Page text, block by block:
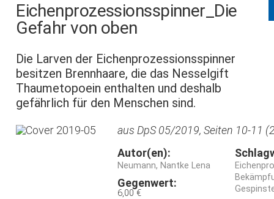
Eichenprozessionsspinner_Die
Gefahr von oben
Die Larven der Eichenprozessionsspinner
besitzen Brennhaare, die das Nesselgift
Thaumetopoein enthalten und deshalb
gefährlich für den Menschen sind.
aus DpS 05/2019, Seiten 10-11
Autor(en):
Neumann, Nantke Lena
Gegenwert:
6,00 €